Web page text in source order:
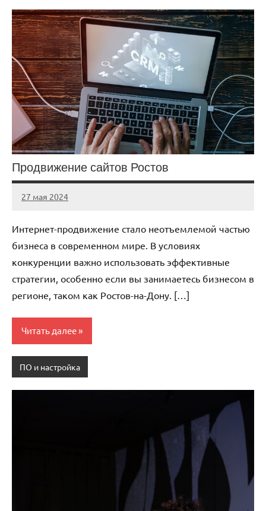
Продвижение сайтов Ростов
27 мая 2024
Avtor
Нет
Интернет-продвижение стало неотъемлемой частью
бизнеса в современном мире. В условиях
конкуренции важно использовать эффективные
стратегии, особенно если вы занимаетесь бизнесом в
регионе, таком как Ростов-на-Дону. […]
Читать далее
ПО и настройка